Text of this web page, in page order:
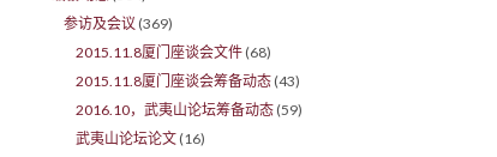
参访及会议 (369)
2015.11.8厦门座谈会文件 (68)
2015.11.8厦门座谈会筹备动态 (43)
2016.10，武夷山论坛筹备动态 (59)
武夷山论坛论文 (16)